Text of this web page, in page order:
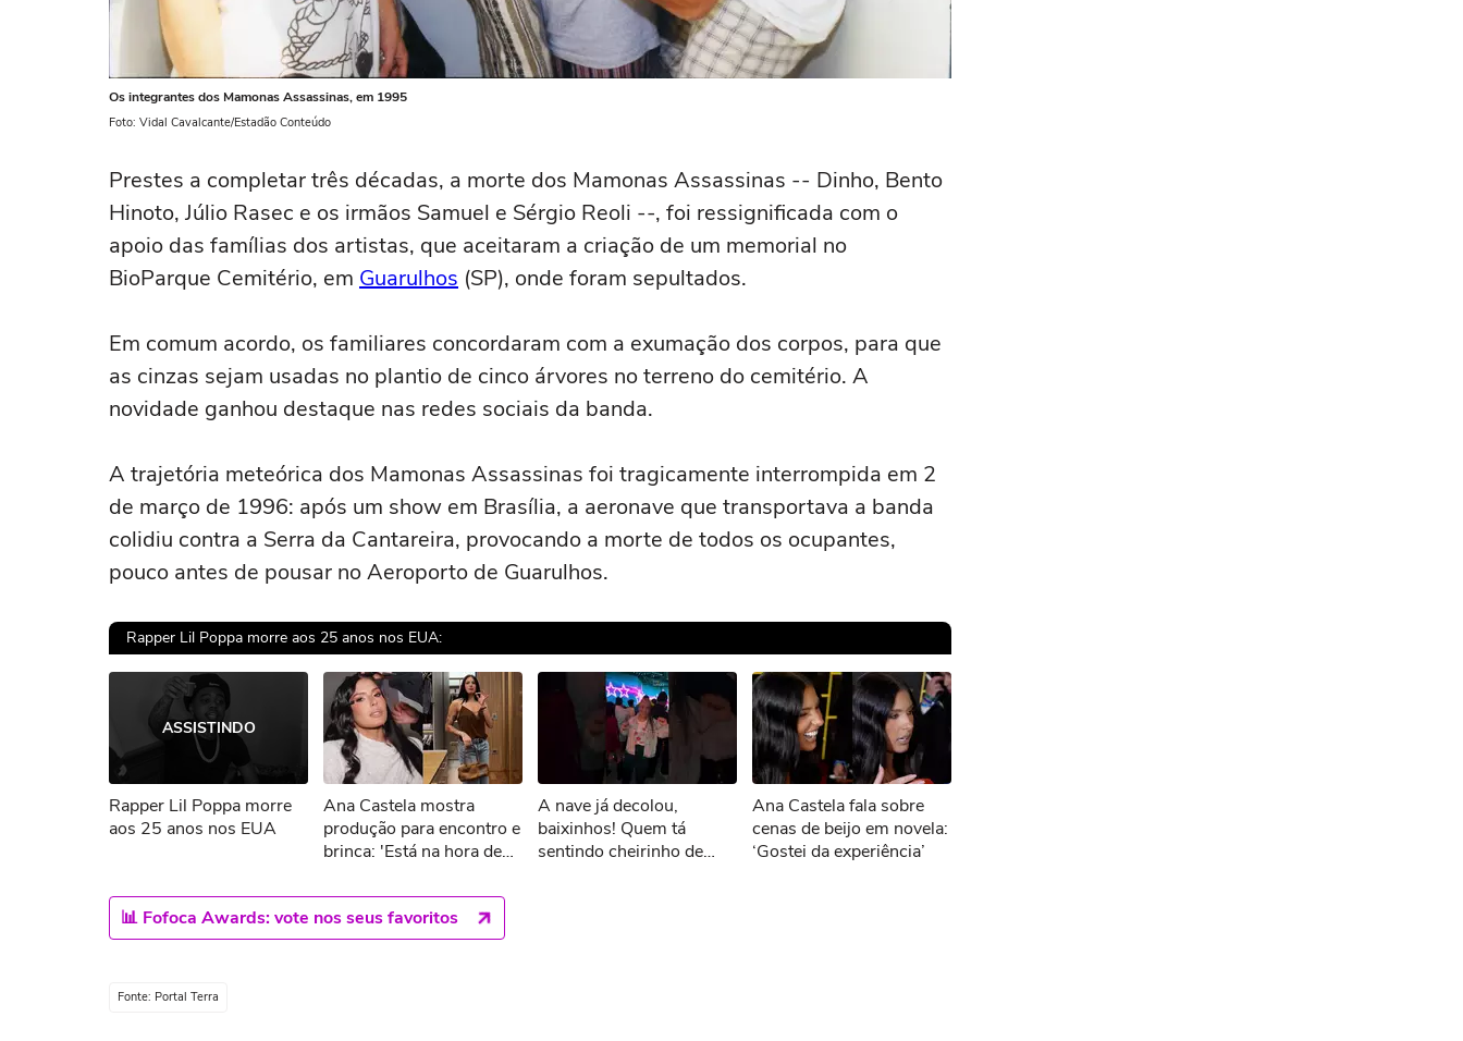
Os integrantes dos Mamonas Assassinas, em 1995
Foto: Vidal Cavalcante/Estadão Conteúdo
Prestes a completar três décadas, a morte dos Mamonas Assassinas -- Dinho, Bento
Hinoto, Júlio Rasec e os irmãos Samuel e Sérgio Reoli --, foi ressignificada com o
apoio das famílias dos artistas, que aceitaram a criação de um memorial no
BioParque Cemitério, em Guarulhos (SP), onde foram sepultados.
Em comum acordo, os familiares concordaram com a exumação dos corpos, para que
as cinzas sejam usadas no plantio de cinco árvores no terreno do cemitério. A
novidade ganhou destaque nas redes sociais da banda.
A trajetória meteórica dos Mamonas Assassinas foi tragicamente interrompida em 2
de março de 1996: após um show em Brasília, a aeronave que transportava a banda
colidiu contra a Serra da Cantareira, provocando a morte de todos os ocupantes,
pouco antes de pousar no Aeroporto de Guarulhos.
Rapper Lil Poppa morre aos 25 anos nos EUA:
Ops!
Não foi possível reproduzir o vídeo
Tentar novamente
ASSISTINDO
Rapper Lil Poppa morre
aos 25 anos nos EUA
Ana Castela mostra
produção para encontro e
brinca: 'Está na hora de
A nave já decolou,
baixinhos! Quem tá
sentindo cheirinho de
Ana Castela fala sobre
cenas de beijo em novela:
‘Gostei da experiência’
📊 Fofoca Awards: vote nos seus favoritos
Fonte: Portal Terra